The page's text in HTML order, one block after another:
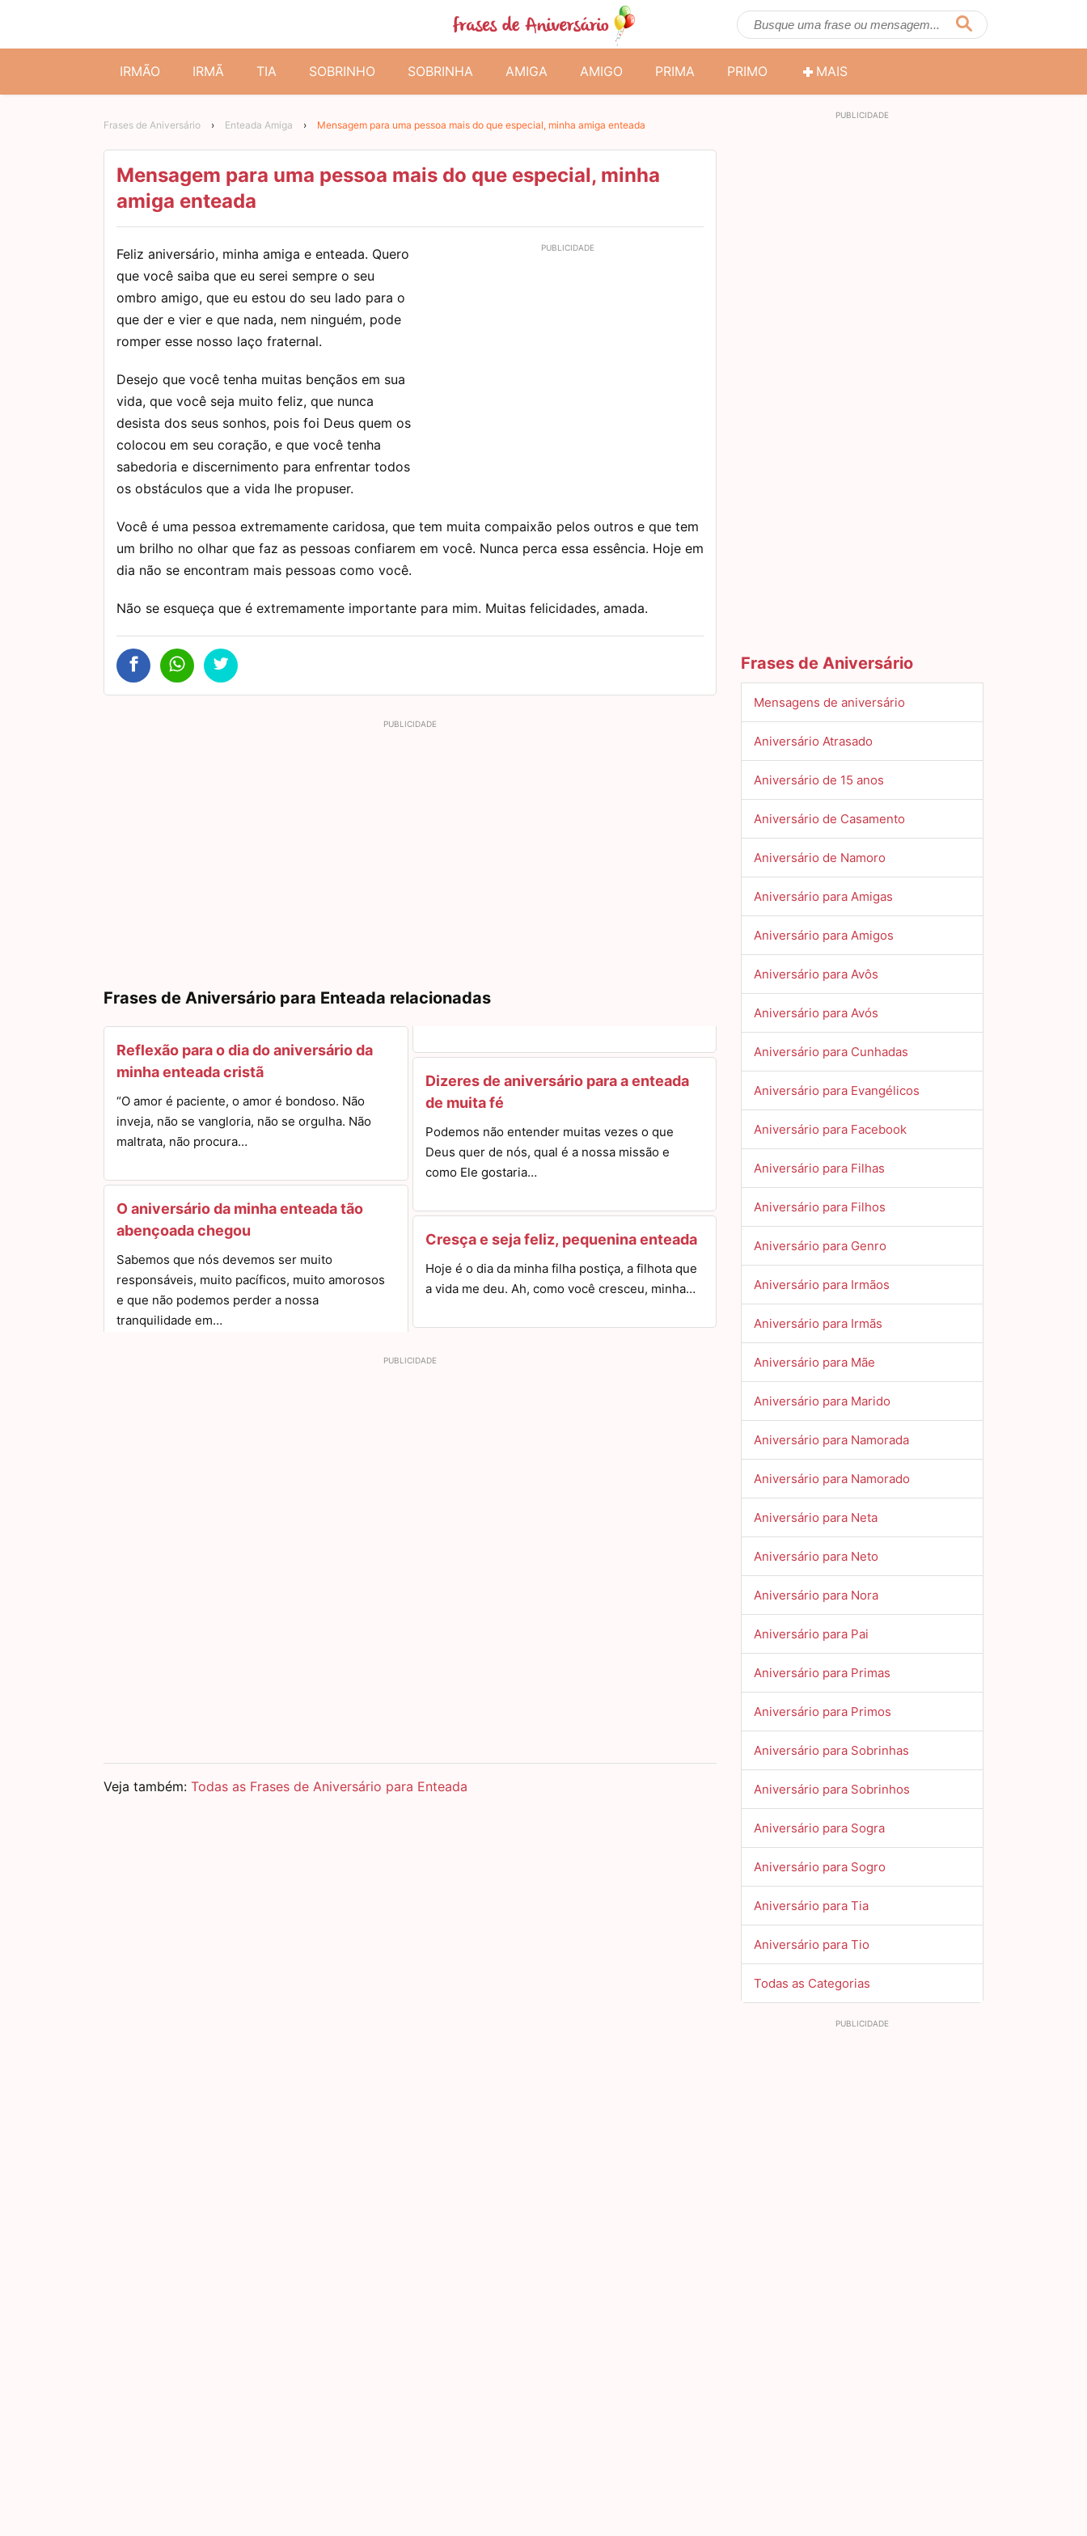
IRMÃO IRMÃ TIA SOBRINHO SOBRINHA AMIGA AMIGO PRIMA PRIMO MAIS
Frases de Aniversário › Enteada Amiga › Mensagem para uma pessoa mais do que especial, minha amiga enteada
Mensagem para uma pessoa mais do que especial, minha
amiga enteada
Feliz aniversário, minha amiga e enteada. Quero
que você saiba que eu serei sempre o seu
ombro amigo, que eu estou do seu lado para o
que der e vier e que nada, nem ninguém, pode
romper esse nosso laço fraternal.
Desejo que você tenha muitas bençãos em sua
vida, que você seja muito feliz, que nunca
desista dos seus sonhos, pois foi Deus quem os
colocou em seu coração, e que você tenha
sabedoria e discernimento para enfrentar todos
os obstáculos que a vida lhe propuser.
Você é uma pessoa extremamente caridosa, que tem muita compaixão pelos outros e que tem
um brilho no olhar que faz as pessoas confiarem em você. Nunca perca essa essência. Hoje em
dia não se encontram mais pessoas como você.
Não se esqueça que é extremamente importante para mim. Muitas felicidades, amada.
Frases de Aniversário para Enteada relacionadas
Reflexão para o dia do aniversário da
minha enteada cristã
“O amor é paciente, o amor é bondoso. Não
inveja, não se vangloria, não se orgulha. Não
maltrata, não procura…
O aniversário da minha enteada tão
abençoada chegou
Sabemos que nós devemos ser muito
responsáveis, muito pacíficos, muito amorosos
e que não podemos perder a nossa
tranquilidade em…
Dizeres de aniversário para a enteada
de muita fé
Podemos não entender muitas vezes o que
Deus quer de nós, qual é a nossa missão e
como Ele gostaria…
Cresça e seja feliz, pequenina enteada
Hoje é o dia da minha filha postiça, a filhota que
a vida me deu. Ah, como você cresceu, minha…
Veja também: Todas as Frases de Aniversário para Enteada
Frases de Aniversário
Mensagens de aniversário
Aniversário Atrasado
Aniversário de 15 anos
Aniversário de Casamento
Aniversário de Namoro
Aniversário para Amigas
Aniversário para Amigos
Aniversário para Avôs
Aniversário para Avós
Aniversário para Cunhadas
Aniversário para Evangélicos
Aniversário para Facebook
Aniversário para Filhas
Aniversário para Filhos
Aniversário para Genro
Aniversário para Irmãos
Aniversário para Irmãs
Aniversário para Mãe
Aniversário para Marido
Aniversário para Namorada
Aniversário para Namorado
Aniversário para Neta
Aniversário para Neto
Aniversário para Nora
Aniversário para Pai
Aniversário para Primas
Aniversário para Primos
Aniversário para Sobrinhas
Aniversário para Sobrinhos
Aniversário para Sogra
Aniversário para Sogro
Aniversário para Tia
Aniversário para Tio
Todas as Categorias